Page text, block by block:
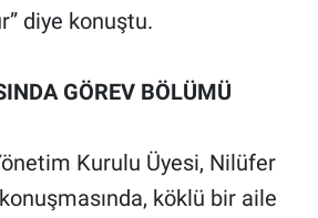
diye konuştu.
GÖREV BÖLÜMÜ
Kurulu Üyesi, Nilüfer
köklü bir aile